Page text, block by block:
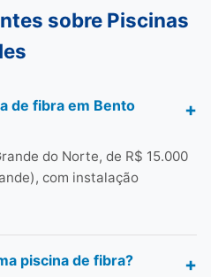
sobre Piscinas
de fibra em Bento
do Norte, de R$ 15.000
com instalação
piscina de fibra?